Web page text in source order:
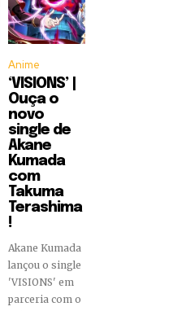
Anime
‘VISIONS’ |
Ouça o
novo
single de
Akane
Kumada
com
Takuma
Terashima
!
Akane Kumada
lançou o single
'VISIONS' em
parceria com o